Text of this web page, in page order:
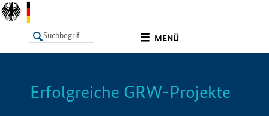
MENÜ
LISTE Info
Erfolgreiche GRW-Projekte